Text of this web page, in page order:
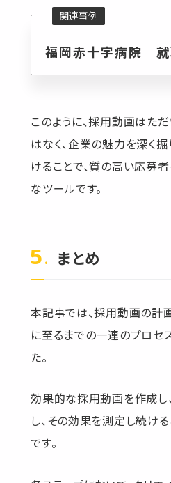
福岡赤十字病院｜
このように、採用動画はた
はなく、企業の魅力を深く
けることで、質の高い応募
なツールです。
まとめ
本記事では、採用動画の計
に至るまでの一連のプロセ
た。
効果的な採用動画を作成し
し、その効果を測定し続け
です。